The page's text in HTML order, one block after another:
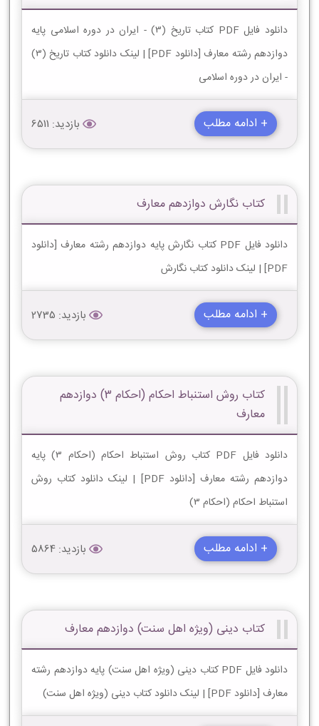
دانلود فایل PDF کتاب تاریخ (3) - ایران در دوره اسلامی پایه
دوازدهم رشته معارف [دانلود PDF] | لینک دانلود کتاب تاریخ (3)
- ایران در دوره اسلامی
+ ادامه مطلب بازدید: 6511
کتاب نگارش دوازدهم معارف
دانلود فایل PDF کتاب نگارش پایه دوازدهم رشته معارف [دانلود
PDF] | لینک دانلود کتاب نگارش
+ ادامه مطلب بازدید: 2735
کتاب روش استنباط احکام (احکام 3) دوازدهم
معارف
دانلود فایل PDF کتاب روش استنباط احکام (احکام 3) پایه
دوازدهم رشته معارف [دانلود PDF] | لینک دانلود کتاب روش
استنباط احکام (احکام 3)
+ ادامه مطلب بازدید: 5864
کتاب دینی (ویژه اهل سنت) دوازدهم معارف
دانلود فایل PDF کتاب دینی (ویژه اهل سنت) پایه دوازدهم رشته
معارف [دانلود PDF] | لینک دانلود کتاب دینی (ویژه اهل سنت)